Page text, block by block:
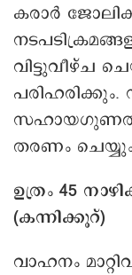
കരാർ
വിട്ടുവീഴ്ച
തരണം
ഉത്രം 45
(കന്നിക്കൂറ്)
വാഹനം